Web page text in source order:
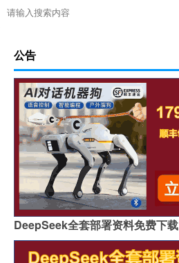
公告
DeepSeek全套部署资料免费下载